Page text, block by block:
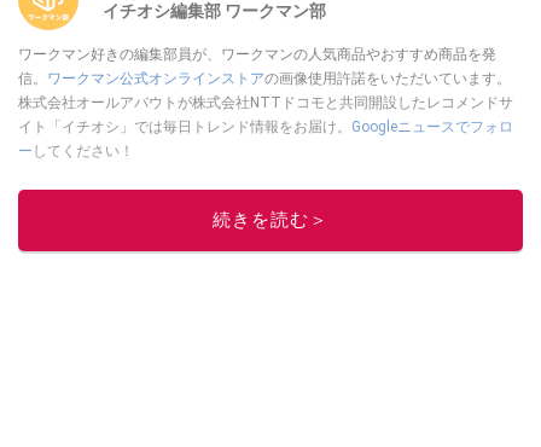
イチオシ編集部 ワークマン部
ワークマン好きの編集部員が、ワークマンの人気商品やおすすめ商品を発
信。 ワークマン公式オンラインストアの画像使用許諾をいただいています。
株式会社オールアバウトが株式会社NTTドコモと共同開設したレコメンドサ
イト「イチオシ」では毎日トレンド情報をお届け。 Googleニュースでフォロ
ー してください！
このイチオシストの他の記事を読む
続きを読む＞